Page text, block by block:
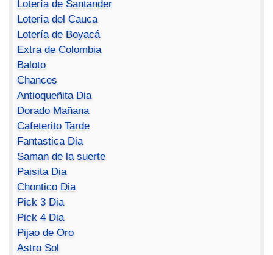
Lotería de Santander
Lotería del Cauca
Lotería de Boyacá
Extra de Colombia
Baloto
Chances
Antioqueñita Dia
Dorado Mañana
Cafeterito Tarde
Fantastica Dia
Saman de la suerte
Paisita Dia
Chontico Dia
Pick 3 Dia
Pick 4 Dia
Pijao de Oro
Astro Sol